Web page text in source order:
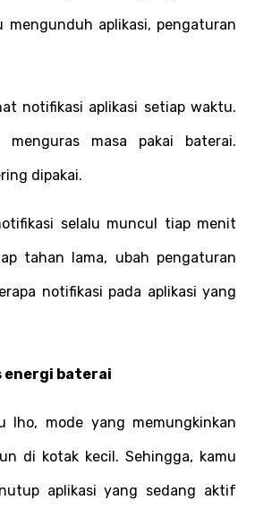
aplikasi, pengaturan
notifikasi aplikasi setiap waktu.
masa pakai baterai.
dipakai.
selalu muncul tiap menit
tahan lama, ubah pengaturan
notifikasi pada aplikasi yang
energi baterai
lho, mode yang memungkinkan
di kotak kecil. Sehingga, kamu
aplikasi yang sedang aktif